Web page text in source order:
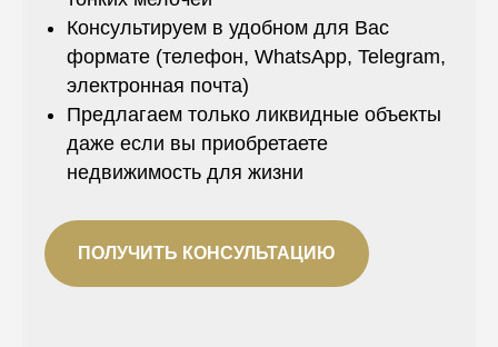
Консультируем в удобном для Вас
формате (телефон, WhatsApp, Telegram,
электронная почта)
Предлагаем только ликвидные объекты
даже если вы приобретаете
недвижимость для жизни
ПОЛУЧИТЬ КОНСУЛЬТАЦИЮ